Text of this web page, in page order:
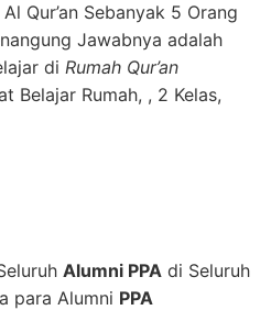
Qur’an Sebanyak 5 Orang
Jawabnya adalah
di Rumah Qur’an
Belajar Rumah, , 2 Kelas,
Alumni PPA di Seluruh
para Alumni PPA